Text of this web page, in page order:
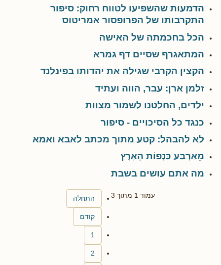
הדמעות שהשפיעו לטווח רחוק: סיפור
התקרבותו של הפרופסור אמריטוס
הכל בחכמתה של האישה
המתאגרף שסיים דף גמרא
הקצין הקרבי שגילה את יהדותו בפינלנד
זלמן ארן: עבר, הווה ועתיד
ילדים, החלטנו לשמור מצוות
כנגד כל הסיכויים - סיפור
לא להבהל: קטע מתוך מכתב לאבא ואמא
מֵאַרְבַּע כַּנְפוֹת הָאָרֶץ
מה אתם עושים בשבת
עמוד 1 מתוך 3 התחלה
קודם
1
2